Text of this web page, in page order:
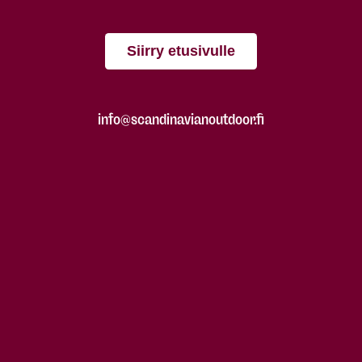
Siirry etusivulle
info@scandinavianoutdoor.fi